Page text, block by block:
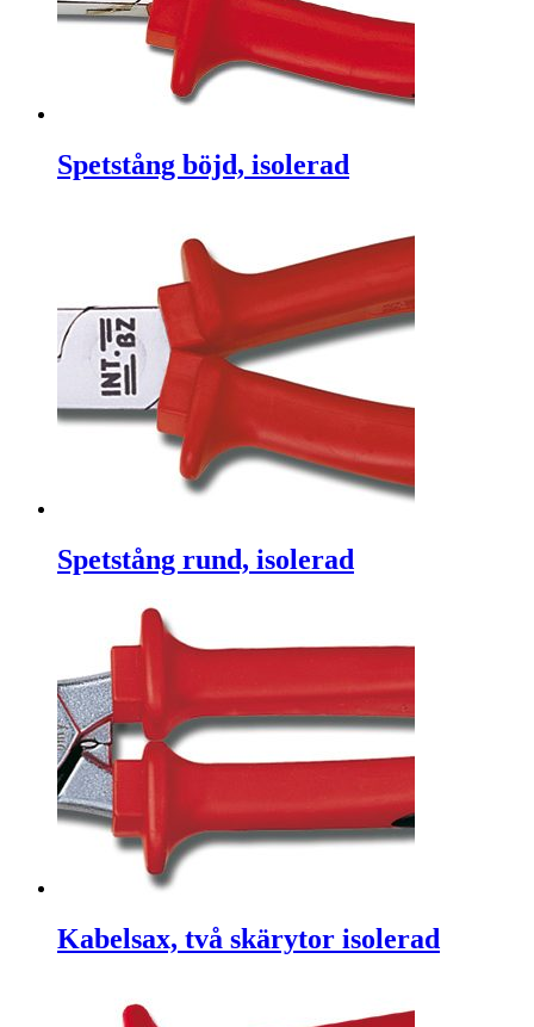
Spetstång böjd, isolerad
Spetstång rund, isolerad
Kabelsax, två skärytor isolerad